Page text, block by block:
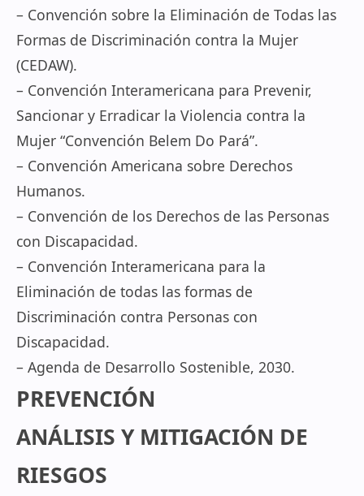
– Convención sobre la Eliminación de Todas las
Formas de Discriminación contra la Mujer
(CEDAW).
– Convención Interamericana para Prevenir,
Sancionar y Erradicar la Violencia contra la
Mujer “Convención Belem Do Pará”.
– Convención Americana sobre Derechos
Humanos.
– Convención de los Derechos de las Personas
con Discapacidad.
– Convención Interamericana para la
Eliminación de todas las formas de
Discriminación contra Personas con
Discapacidad.
– Agenda de Desarrollo Sostenible, 2030.
PREVENCIÓN
ANÁLISIS Y MITIGACIÓN DE
RIESGOS